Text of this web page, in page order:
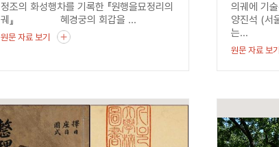
정조의 화성행차를 기록한 『원행을묘정리의
궤』 혜경궁의 회갑을 ...
원문 자료 보기
의궤에 기
양진석 (서
는...
원문 자료 보기